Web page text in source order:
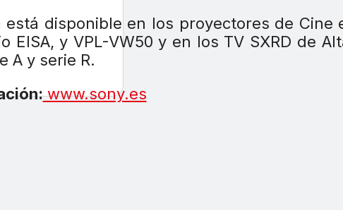
disponible en los proyectores de Cine
EISA, y VPL-VW50 y en los TV SXRD de
A y serie R.
www.sony.es